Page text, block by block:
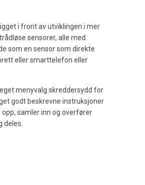
i front av utviklingen i mer
sensorer, alle med
som en sensor som direkte
eller smarttelefon eller
menyvalg skreddersydd for
godt beskrevne instruksjoner
samler inn og overfører
deles.